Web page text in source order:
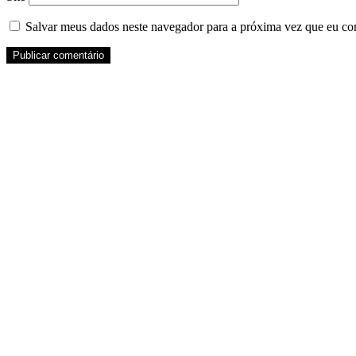
Salvar meus dados neste navegador para a próxima vez que eu